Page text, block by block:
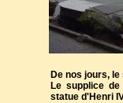
De nos jours,
Le supplice
statue d'Henri